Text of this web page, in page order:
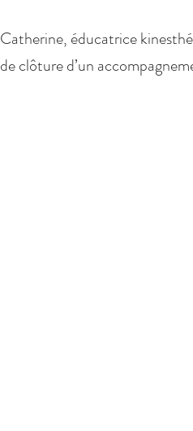
Catherine, éducatrice
de clôture d’un